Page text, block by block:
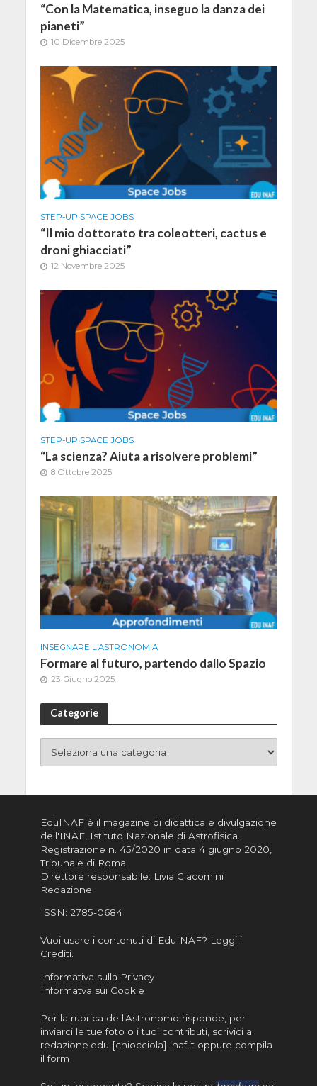
“Con la Matematica, inseguo la danza dei
pianeti”
10 Dicembre 2025
STEP-UP•SPACE JOBS
“Il mio dottorato tra coleotteri, cactus e
droni ghiacciati”
12 Novembre 2025
STEP-UP•SPACE JOBS
“La scienza? Aiuta a risolvere problemi”
8 Ottobre 2025
INSEGNARE L'ASTRONOMIA
Formare al futuro, partendo dallo Spazio
23 Giugno 2025
Categorie
EduINAF è il magazine di didattica e divulgazione
dell'INAF, Istituto Nazionale di Astrofisica
Registrazione n. 45/2020 in data 4 giugno 2020,
Tribunale di Roma
Direttore responsabile: Livia Giacomini
Redazione
ISSN: 2785-0684
Vuoi usare i contenuti di EduINAF? Leggi i
Crediti.
Informativa sulla Privacy
Informatva sui Cookie
Per la rubrica de l'Astronomo risponde, per
inviarci le tue foto o i tuoi contributi, scrivici a
redazione.edu [chiocciola] inaf.it oppure compila
il form